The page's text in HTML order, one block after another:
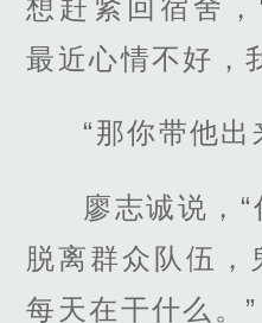
想赶紧回宿舍
最近心情不好，
“那你带他出
廖志诚说，
脱离群众队伍，
每天在干什么。”